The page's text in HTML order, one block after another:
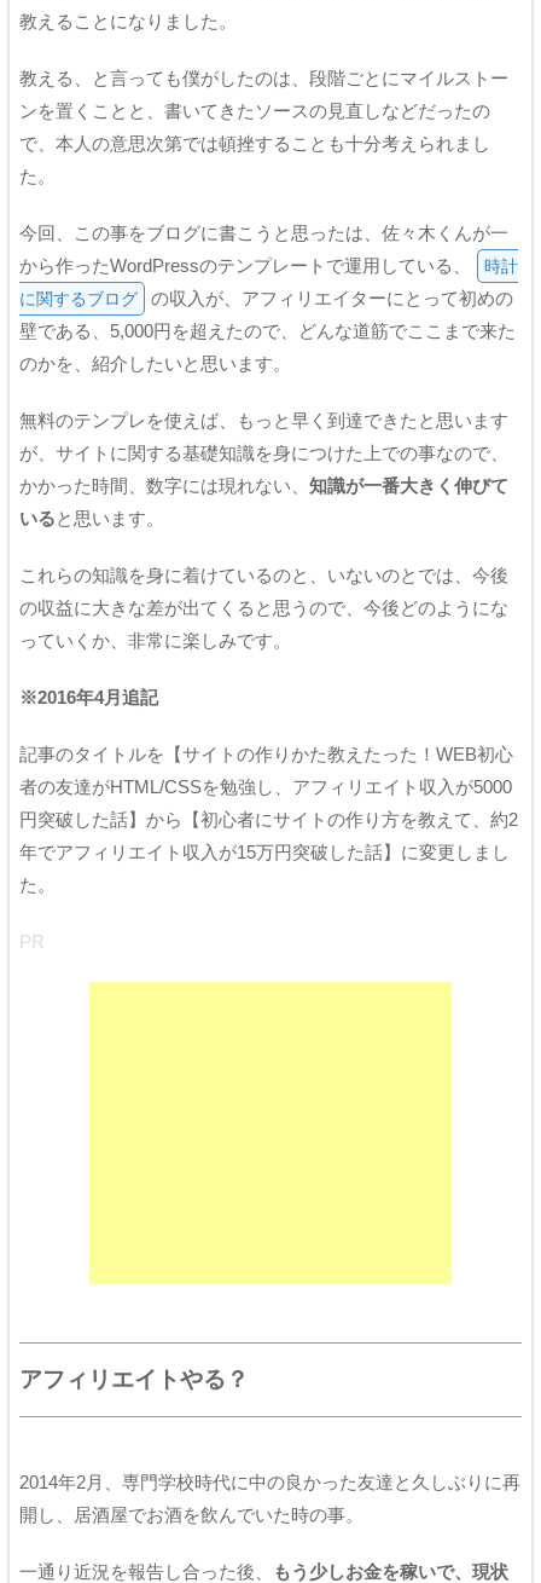
教えることになりました。
教える、と言っても僕がしたのは、段階ごとにマイルストー
ンを置くことと、書いてきたソースの見直しなどだったの
で、本人の意思次第では頓挫することも十分考えられまし
た。
今回、この事をブログに書こうと思ったは、佐々木くんが一
から作ったWordPressのテンプレートで運用している、
時計
に関するブログ
の収入が、アフィリエイターにとって初めの
壁である、5,000円を超えたので、どんな道筋でここまで来た
のかを、紹介したいと思います。
無料のテンプレを使えば、もっと早く到達できたと思います
が、サイトに関する基礎知識を身につけた上での事なので、
かかった時間、数字には現れない、 知識が一番大きく伸びて
いると思います。
これらの知識を身に着けているのと、いないのとでは、今後
の収益に大きな差が出てくると思うので、今後どのようにな
っていくか、非常に楽しみです。
※2016年4月追記
記事のタイトルを【サイトの作りかた教えたった！WEB初心
者の友達がHTML/CSSを勉強し、アフィリエイト収入が5000
円突破した話】から【初心者にサイトの作り方を教えて、約2
年でアフィリエイト収入が15万円突破した話】に変更しまし
た。
PR
アフィリエイトやる？
2014年2月、専門学校時代に中の良かった友達と久しぶりに再
開し、居酒屋でお酒を飲んでいた時の事。
一通り近況を報告し合った後、
もう少しお金を稼いで、現状